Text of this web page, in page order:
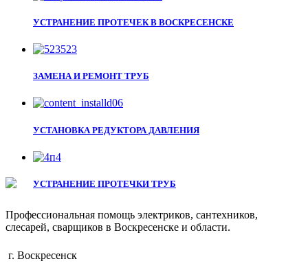
УСТРАНЕНИЕ ПРОТЕЧЕК В ВОСКРЕСЕНСКЕ
ЗАМЕНА И РЕМОНТ ТРУБ
УСТАНОВКА РЕДУКТОРА ДАВЛЕНИЯ
УСТРАНЕНИЕ ПРОТЕЧКИ ТРУБ
Профессиональная помощь электриков, сантехников,
слесарей, сварщиков в Воскресенске и области.
г. Воскресенск